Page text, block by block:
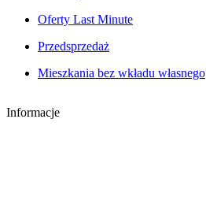
Oferty Last Minute
Przedsprzedaż
Mieszkania bez wkładu własnego
Informacje